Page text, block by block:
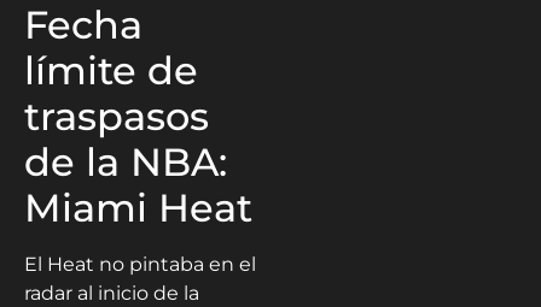
Fecha
límite de
traspasos
de la NBA:
Miami Heat
El Heat no pintaba en el
radar al inicio de la